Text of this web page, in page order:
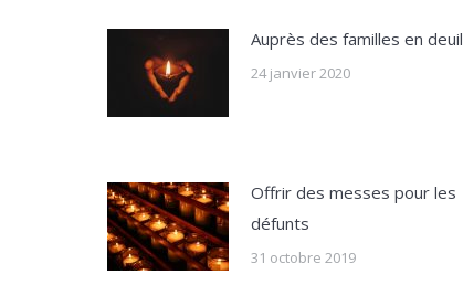
Auprès des familles en deuil
24 janvier 2020
Offrir des messes pour les
défunts
31 octobre 2019